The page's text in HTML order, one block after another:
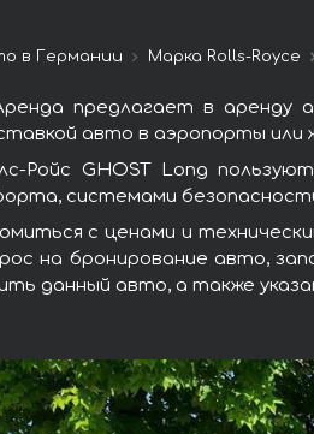
в Германии Марка Rolls-Royce
предлагает в аренду
авто в аэропорты или
Ройс GHOST Long
системами
с ценами и
на бронирование авто,
данный авто, а также